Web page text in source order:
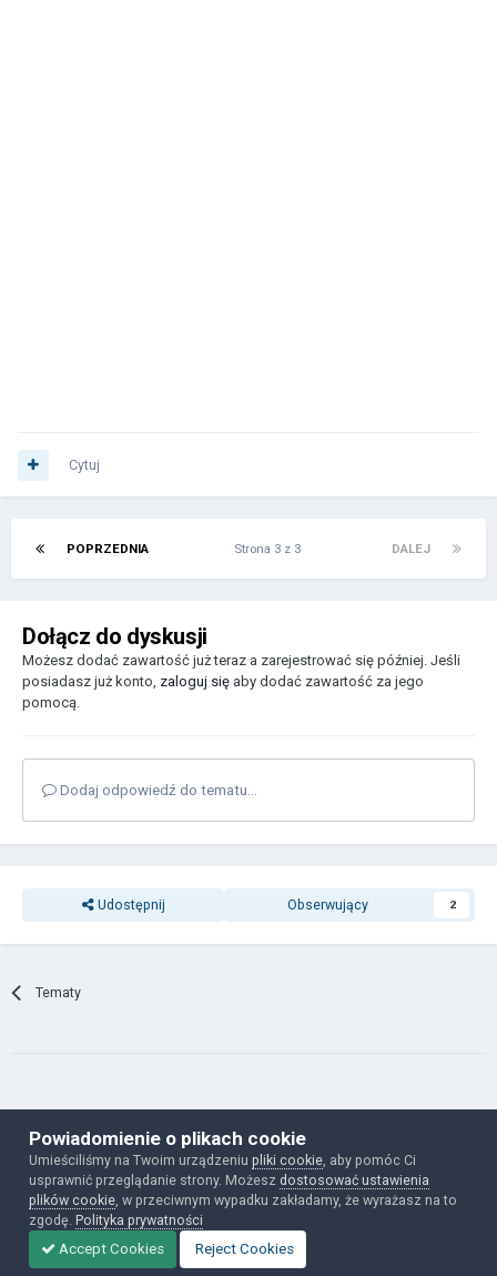
Cytuj
POPRZEDNIA DALEJ
Strona 3 z 3
Dołącz do dyskusji
Możesz dodać zawartość już teraz a zarejestrować się później. Jeśli
posiadasz już konto, zaloguj się aby dodać zawartość za jego
pomocą.
Dodaj odpowiedź do tematu...
Udostępnij Obserwujący 2
Tematy
mokkaforum.pl
Powered by Invision Community
Powiadomienie o plikach cookie
Umieściliśmy na Twoim urządzeniupliki cookie , aby pomóc Ci
usprawnić przeglądanie strony. Możesz dostosować ustawienia
plików cookie , w przeciwnym wypadku zakładamy, że wyrażasz na to
zgodę.Polityka prywatności
Accept Cookies
Reject Cookies